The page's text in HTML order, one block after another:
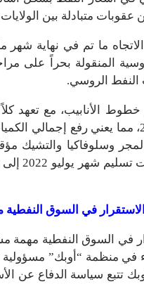
الأنابيب، مع تعهد كلاً
كل من المجر وسلوفاكيا
الاستقرار في السوق
في السوق النفطية مهمة
في منظمة “أوبك” مسؤولية
تتبع سياسة الدفاع عن